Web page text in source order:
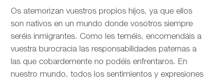
Os atemorizan vuestros propios hijos, ya que ellos
son nativos en un mundo donde vosotros siempre
seréis inmigrantes. Como les teméis, encomendáis a
vuestra burocracia las responsabilidades paternas a
las que cobardemente no podéis enfrentaros. En
nuestro mundo, todos los sentimientos y expresiones